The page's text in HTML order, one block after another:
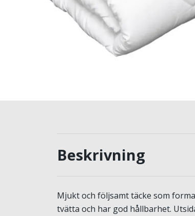
Beskrivning
Mjukt och följsamt täcke som
tvätta och har god hållbarhet.